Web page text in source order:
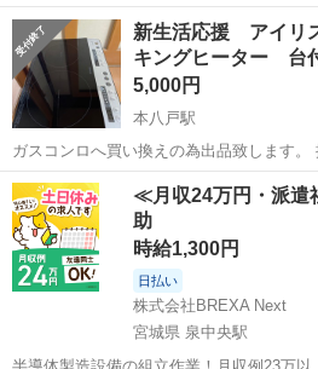
特に問題なく使用できます。 IH部分の中
ます。 受け渡し場所は青森市〜弘前市で相談させてください。 他の商
品と同時購入の...
青森 弘前市 キッチン家電
新生活応援 アイリ
キングヒーター 台
5,000円
本八戸駅
ガスコンロへ買い換えの為出品致します。
が１年使用していた為 それなりの中古品
と思います（ ; ; ）！ 気持ちの良い取引が出来るよう心がけますので
宜しくお願いします♬...
青森 八戸市 本八戸駅 キッチン
≪月収24万円・派遣
助
時給1,300円
日払い
株式会社BREXA Next
宮城県 泉中央駅